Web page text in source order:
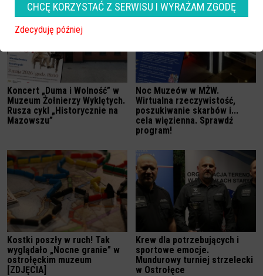
Koncert „Duma i Wolność” w
Muzeum Żołnierzy Wyklętych.
Rusza cykl „Historycznie na
Mazowszu”
Noc Muzeów w MŻW.
Wirtualna rzeczywistość,
poszukiwanie skarbów i...
cela więzienna. Sprawdź
program!
Kostki poszły w ruch! Tak
wyglądało „Nocne granie” w
ostrołęckim muzeum
[ZDJĘCIA]
Krew dla potrzebujących i
sportowe emocje.
Mundurowy turniej strzelecki
w Ostrołęce
CHCĘ KORZYSTAĆ Z SERWISU I WYRAŻAM ZGODĘ
Zdecyduję później